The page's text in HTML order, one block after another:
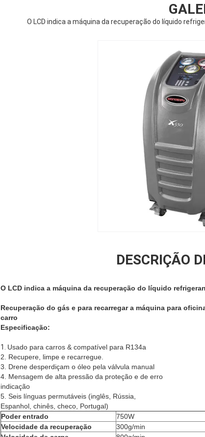
O LCD indica a máquina da recuperação do líquido
DESCRIÇÃO
O LCD indica a máquina da recuperação do líquido
Recuperação do gás e para recarregar a máquina para
carro
Especificação:
1. Usado para carros & compatível para R134a
2. Recupere, limpe e recarregue.
3. Drene desperdiçam o óleo pela válvula manual
4. Mensagem de alta pressão da proteção e de erro
indicação
5. Seis línguas permutáveis (inglês, Rússia,
Espanhol, chinês, checo, Portugal)
Poder entrado
750W
Velocidade da recuperação
300g/min